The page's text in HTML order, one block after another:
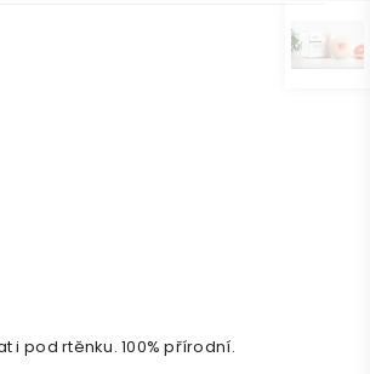
i pod rtěnku. 100% přírodní.